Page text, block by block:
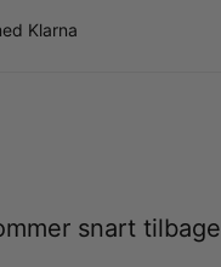
Klarna
snart tilbage